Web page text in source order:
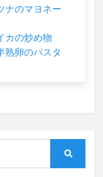
ナのマヨネー
カの炒め物
熟卵のパスタ